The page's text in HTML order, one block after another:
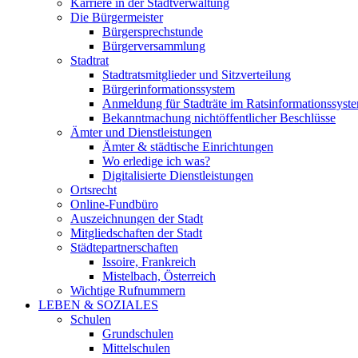
Karriere in der Stadtverwaltung
Die Bürgermeister
Bürgersprechstunde
Bürgerversammlung
Stadtrat
Stadtratsmitglieder und Sitzverteilung
Bürgerinformationssystem
Anmeldung für Stadträte im
Bekanntmachung nichtöffentlicher Beschlüsse
Ämter und Dienstleistungen
Ämter & städtische Einrichtungen
Wo erledige ich was?
Digitalisierte Dienstleistungen
Ortsrecht
Online-Fundbüro
Auszeichnungen der Stadt
Mitgliedschaften der Stadt
Städtepartnerschaften
Issoire, Frankreich
Mistelbach, Österreich
Wichtige Rufnummern
LEBEN & SOZIALES
Schulen
Grundschulen
Mittelschulen